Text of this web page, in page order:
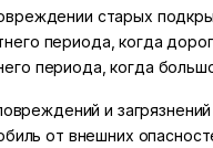
старых
периода, когда
периода, когда
и
от внешних